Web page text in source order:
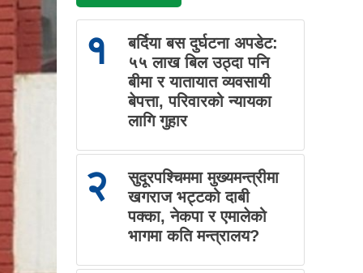
१
बर्दिया बस दुर्घटना अपडेट:
५५ लाख बिल उठ्दा पनि
बीमा र यातायात व्यवसायी
बेपत्ता, परिवारको न्यायका
लागि गुहार
२
सुदूरपश्चिममा मुख्यमन्त्रीमा
खगराज भट्टको दाबी
पक्का, नेकपा र एमालेको
भागमा कति मन्त्रालय?